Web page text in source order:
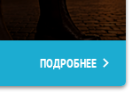
ПОДРОБНЕЕ